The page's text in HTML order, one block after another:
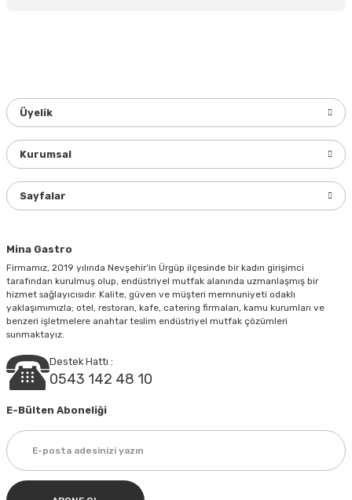
Ürün bilgilerinde hatalar bulunuyor.
Bu ürüne benzer farklı alternatifler olmalı.
Gönder
Mina Gastro
Firmamız, 2019 yılında Nevşehir’in Ürgüp ilçesinde bir kadın girişimci
tarafından kurulmuş olup, endüstriyel mutfak alanında uzmanlaşmış bir
hizmet sağlayıcısıdır. Kalite, güven ve müşteri memnuniyeti odaklı
yaklaşımımızla; otel, restoran, kafe, catering firmaları, kamu kurumları ve
benzeri işletmelere anahtar teslim endüstriyel mutfak çözümleri
sunmaktayız.
Destek Hattı :
0543 142 48 10
Üyelik
Kurumsal
Sayfalar
E-Bülten Aboneliği